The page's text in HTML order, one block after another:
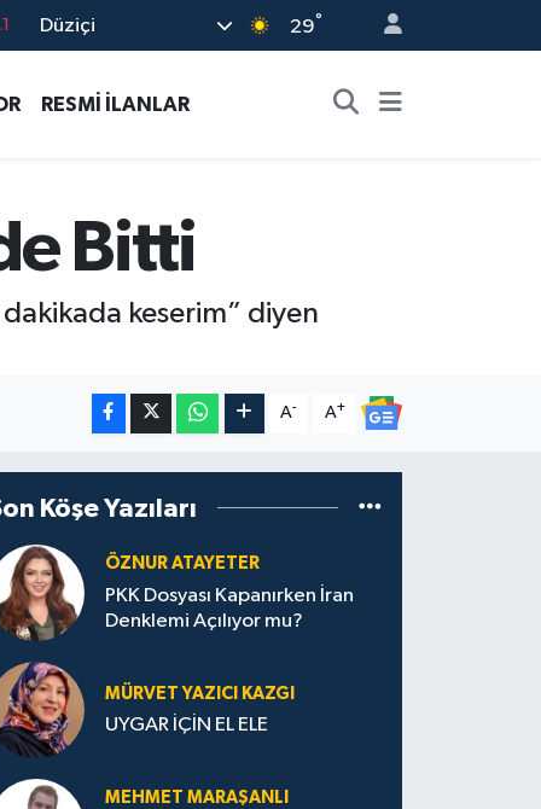
Düziçi 29°
RESMİ İLANLAR
Bitti
keserim” diyen
A- A+
Köşe Yazıları
ÖZNUR ATAYETER
PKK Dosyası Kapanırken İran
Denklemi Açılıyor mu?
MÜRVET YAZICI KAZGI
UYGAR İÇİN EL ELE
MEHMET MARAŞANLI